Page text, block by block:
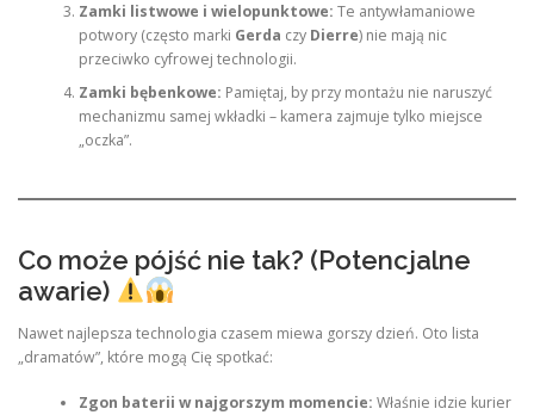
Zamki listwowe i wielopunktowe: Te antywłamaniowe
potwory (często marki Gerda czy Dierre) nie mają nic
przeciwko cyfrowej technologii.
Zamki bębenkowe: Pamiętaj, by przy montażu nie naruszyć
mechanizmu samej wkładki – kamera zajmuje tylko miejsce
„oczka”.
Co może pójść nie tak? (Potencjalne
awarie)
Nawet najlepsza technologia czasem miewa gorszy dzień. Oto lista
„dramatów”, które mogą Cię spotkać:
Zgon baterii w najgorszym momencie: Właśnie idzie kurier